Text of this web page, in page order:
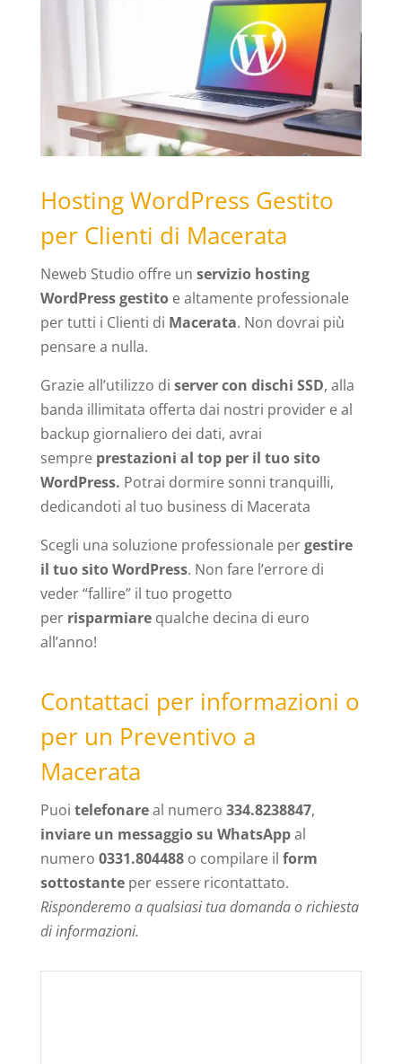
Hosting WordPress Gestito
per Clienti di Macerata
Neweb Studio offre un servizio hosting
WordPress gestitoe altamente professionale
per tutti i Clienti di Macerata. Non dovrai più
pensare a nulla.
Grazie all’utilizzo di server con dischi SSD, alla
banda illimitata offerta dai nostri provider e al
backup giornaliero dei dati, avrai
sempre prestazioni al top per il tuo sito
WordPress. Potrai dormire sonni tranquilli,
dedicandoti al tuo business di Macerata
Scegli una soluzione professionale pergestire
il tuo sito WordPress. Non fare l’errore di
veder “fallire” il tuo progetto
per risparmiarequalche decina di euro
all’anno!
Contattaci per informazioni o
per un Preventivo a
Macerata
Puoi telefonareal numero 334.8238847,
inviare un messaggio su WhatsAppal
numero 0331.804488o compilare il form
sottostanteper essere ricontattato.
Risponderemo a qualsiasi tua domanda o richiesta
di informazioni.